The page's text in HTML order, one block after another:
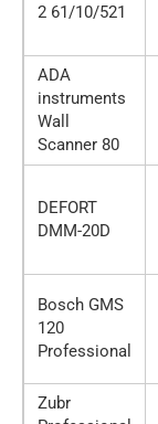
2 61/10/521
ADA
instruments
Wall
Scanner 80
DEFORT
DMM-20D
Bosch GMS
120
Professional
Zubr